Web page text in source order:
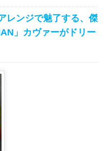
レンジで魅了する、傑
」カヴァーがドリー